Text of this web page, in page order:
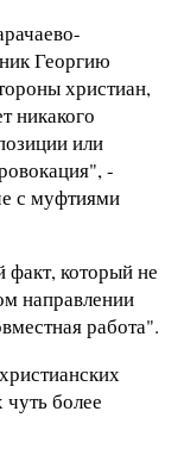
Георгию
христиан,
никакого
или
-
с муфтиями
который не
направлении
работа".
более